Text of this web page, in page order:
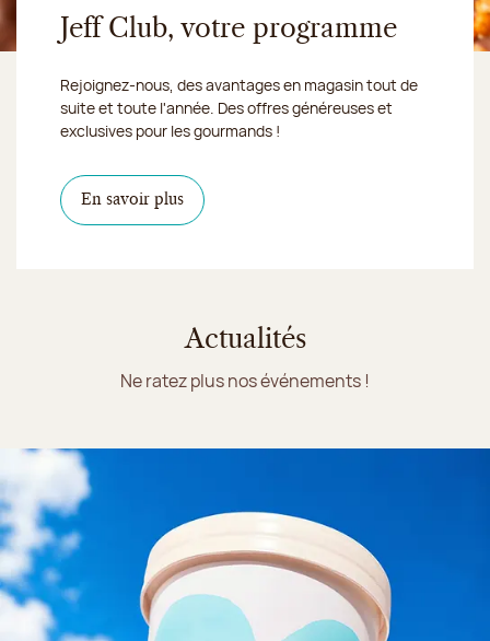
Jeff Club, votre programme
Rejoignez-nous, des avantages en magasin tout de
suite et toute l'année. Des offres généreuses et
exclusives pour les gourmands !
En savoir plus
Actualités
Ne ratez plus nos événements !